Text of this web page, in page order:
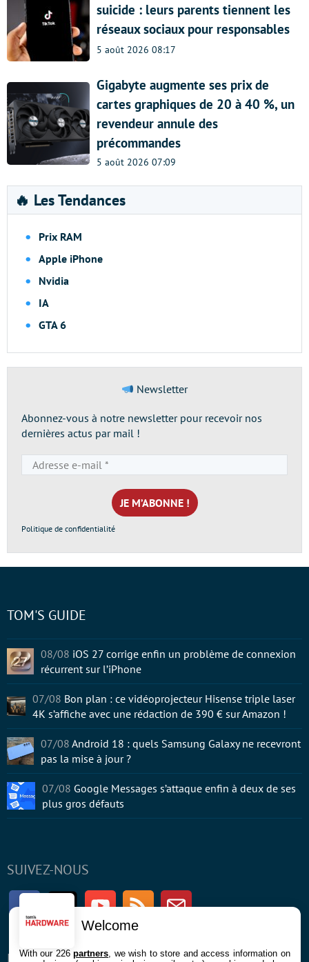
suicide : leurs parents tiennent les
réseaux sociaux pour responsables
5 août 2026 08:17
Gigabyte augmente ses prix de
cartes graphiques de 20 à 40 %, un
revendeur annule des
précommandes
5 août 2026 07:09
🔥 Les Tendances
Prix RAM
Apple iPhone
Nvidia
IA
GTA 6
Newsletter
Abonnez-vous à notre newsletter pour recevoir nos
dernières actus par mail !
e-
mail
*
Politique de confidentialité
SUIVEZ-NOUS
FacebookTwitter Youtube RSS Newsletter
TOM'S GUIDE
08/08 iOS 27 corrige enfin un problème de connexion
récurrent sur l’iPhone
07/08 Bon plan : ce vidéoprojecteur Hisense triple laser
4K s’affiche avec une rédaction de 390 € sur Amazon !
07/08 Android 18 : quels Samsung Galaxy ne recevront
pas la mise à jour ?
07/08 Google Messages s’attaque enfin à deux de ses
plus gros défauts
Welcome
With our 226partners , we wish to store and access information on